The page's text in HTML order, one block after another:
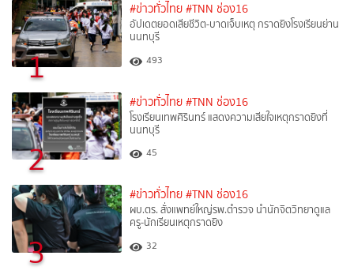
1
#ข่าวทั่วไทย #TNN ช่อง16
อัปเดตยอดเสียชีวิต-บาดเจ็บเหตุ กราดยิงโรงเรียนย่าน
นนทบุรี
493
2
#ข่าวทั่วไทย #TNN ช่อง16
โรงเรียนเทพศิรินทร์ แสดงความเสียใจเหตุกราดยิงที่
นนทบุรี
45
3
#ข่าวทั่วไทย #TNN ช่อง16
ผบ.ตร. สั่งแพทย์ใหญ่รพ.ตำรวจ นำนักจิตวิทยาดูแล
ครู-นักเรียนเหตุกราดยิง
32